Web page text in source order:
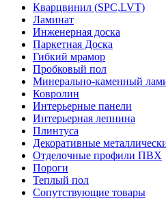
Кварцвинил (SPC,LVT)
Ламинат
Инженерная доска
Паркетная Доска
Гибкий мрамор
Пробковый пол
Минерально-каменный
Ковролин
Интерьерные панели
Интерьерная лепнина
Плинтуса
Декоративные
Отделочные профили ПВХ
Пороги
Теплый пол
Сопутствующие товары